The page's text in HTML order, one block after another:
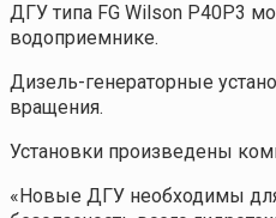
ДГУ типа FG Wilson Р40Р3
водоприемнике.
Дизель-генераторные
вращения.
Установки произведены
«Новые ДГУ необходимы для